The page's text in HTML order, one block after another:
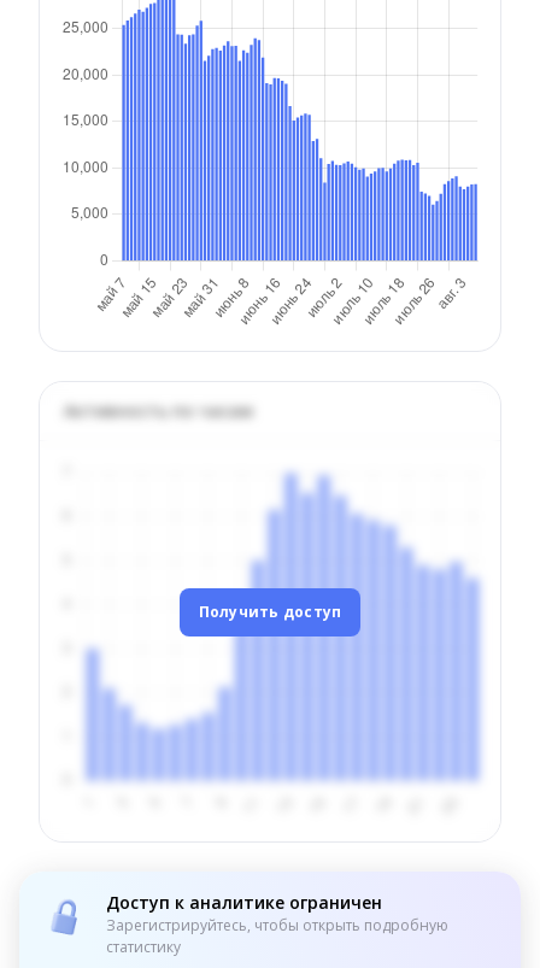
Активность по часам
Получить доступ
Доступ к аналитике ограничен
Зарегистрируйтесь, чтобы открыть подробную
статистику